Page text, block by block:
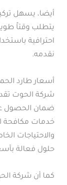
أيضا، يسهل
يتطلب وقتاً
احترافية
نقدمه.
أسعار طارد
شركة الحوت
ضمان الحصول
خدمات مكافحة
والاحتياجات
حلول فعالة
كما أن شركة